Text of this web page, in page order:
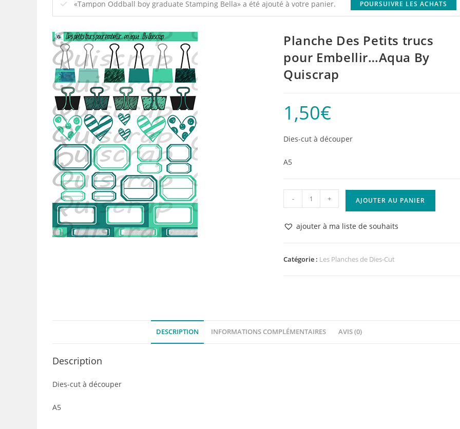
«Tampon Oddball boy graduate Stamping Bella» a été ajouté à votre panier. POURSUIVRE LES ACHATS
Planche Des Petits trucs
pour Embellir…Aqua By
Quiscrap
1,50€
Dies-cut à découper
A5
quantité
de
Planche
trucs
- + AJOUTER AU PANIER
ajouter à ma liste de souhaits
Catégorie : Les Planches de Dies-Cut
DESCRIPTION INFORMATIONS COMPLÉMENTAIRES AVIS (0)
Description
Dies-cut à découper
A5